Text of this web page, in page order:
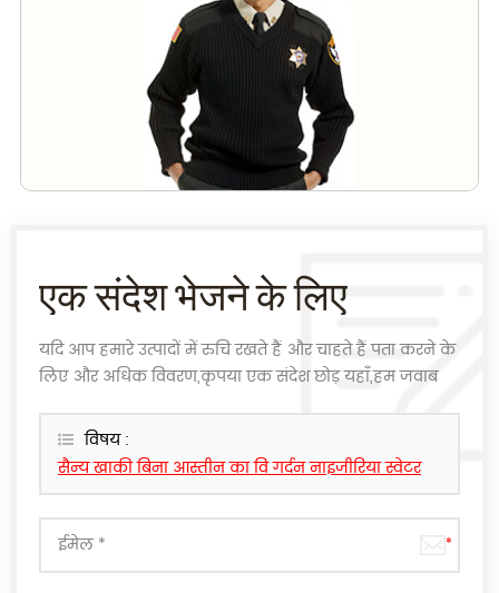
एक संदेश भेजने के लिए
यदि आप हमारे उत्पादों में रुचि रखते हैं और चाहते हैं पता करने के
लिए और अधिक विवरण,कृपया एक संदेश छोड़ यहाँ,हम जवाब
विषय :
सैन्य खाकी बिना आस्तीन का वि गर्दन नाइजीरिया स्वेटर